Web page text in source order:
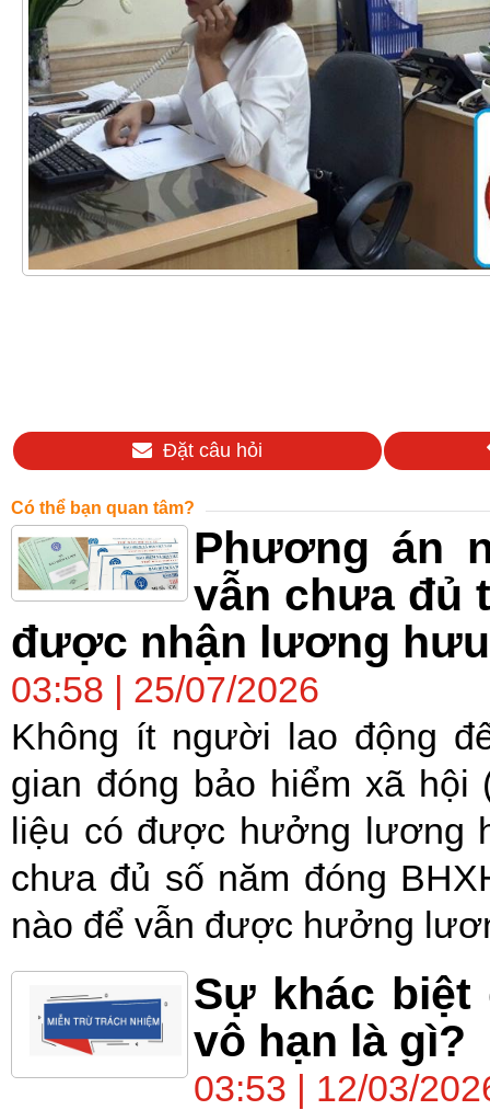
Đặt câu hỏi
Có thể bạn quan tâm?
Phương án
vẫn chưa đủ
được nhận lương
03:58 | 25/07/2026
Không ít người lao động
gian đóng bảo hiểm xã hội
liệu có được hưởng lương
chưa đủ số năm đóng
nào để vẫn được hưởng
Sự khác biệt
vô hạn là gì?
03:53 | 12/03/